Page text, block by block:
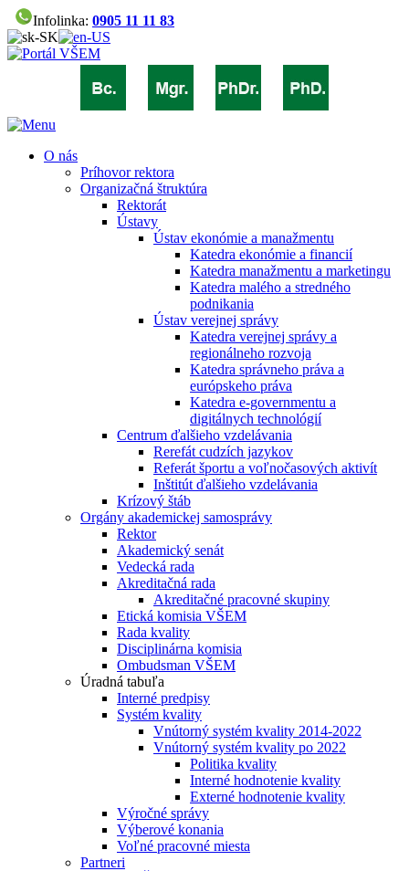
Infolinka: 0905 11 11 83
O nás
Príhovor rektora
Organizačná štruktúra
Rektorát
Ústavy
Ústav ekonómie a manažmentu
Katedra ekonómie a financií
Katedra manažmentu a marketingu
Katedra malého a stredného
podnikania
Ústav verejnej správy
Katedra verejnej správy a
regionálneho rozvoja
Katedra správneho práva a
európskeho práva
Katedra e-governmentu a
digitálnych technológií
Centrum ďalšieho vzdelávania
Rerefát cudzích jazykov
Referát športu a voľnočasových aktivít
Inštitút ďalšieho vzdelávania
Krízový štáb
Orgány akademickej samosprávy
Rektor
Akademický senát
Vedecká rada
Akreditačná rada
Akreditačné pracovné skupiny
Etická komisia VŠEM
Rada kvality
Disciplinárna komisia
Ombudsman VŠEM
Úradná tabuľa
Interné predpisy
Systém kvality
Vnútorný systém kvality 2014-2022
Vnútorný systém kvality po 2022
Politika kvality
Interné hodnotenie kvality
Externé hodnotenie kvality
Výročné správy
Výberové konania
Voľné pracovné miesta
Partneri